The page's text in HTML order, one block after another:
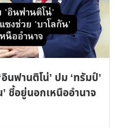
นฟานติโน่’ ปม ‘ทรัมป์’
ชี้อยู่นอกเหนืออำนาจ